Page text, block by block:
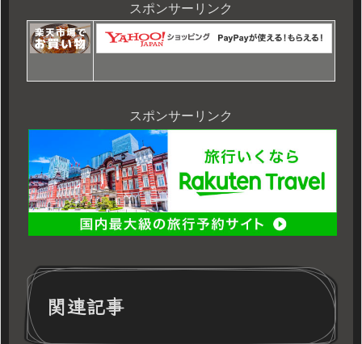
スポンサーリンク
スポンサーリンク
関連記事